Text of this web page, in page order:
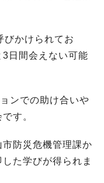
びかけられてお
日間会えない可能
ンでの助け合いや
す。
防災危機管理課か
た学びが得られま